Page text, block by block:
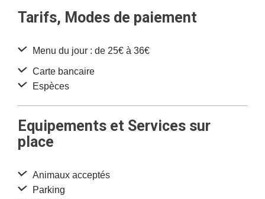
Tarifs, Modes de paiement
Menu du jour : de 25€ à 36€
Carte bancaire
Espèces
Equipements et Services sur
place
Animaux acceptés
Parking